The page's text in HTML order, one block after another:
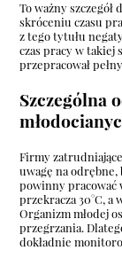
To ważny szczegół
skróceniu czasu
z tego tytułu
czas pracy w takiej
przepracował
Szczególna
Firmy
uwagę na
powinny pracować
przekracza 30°C,
Organizm młodej
przegrzania.
dokładnie